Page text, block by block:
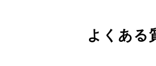
よくある